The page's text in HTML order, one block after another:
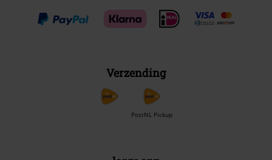
Verzending
PostNL Pickup